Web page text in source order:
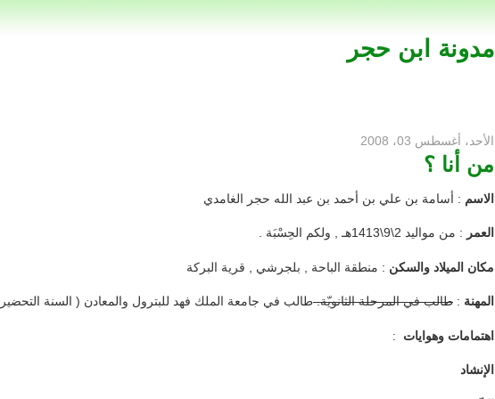
مدونة ابن حجر
الأحد، أغسطس 03، 2008
من أنا ؟
الاسم : أسامة بن علي بن أحمد بن عبد الله حجر الغامدي
العمر : من مواليد 2\9\1413هـ , ولكم الحِسْبَة .
مكان الميلاد والسكن : منطقة الباحة , بلجرشي , قرية البركة
المهنة : طالب في المرحلة الثانويّة.طالب في جامعة الملك فهد للبترول والمعادن ( السنة
اهتمامات وهوايات :
الإنشاد